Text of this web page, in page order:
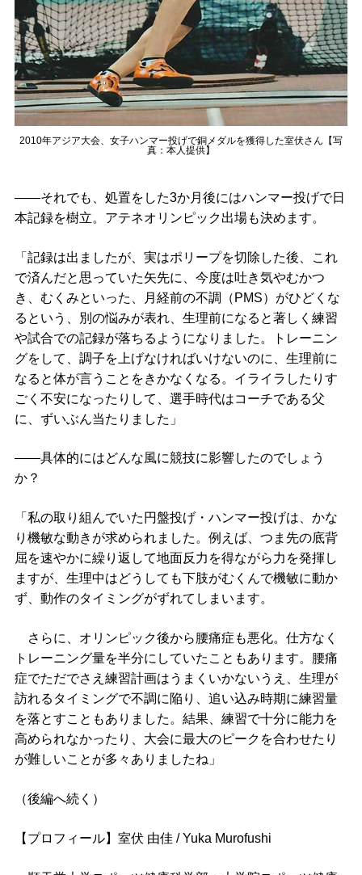
2010年アジア大会、女子ハンマー投げで銅メダルを獲得した室伏さん【写
真：本人提供】
――それでも、処置をした3か月後にはハンマー投げで日
本記録を樹立。アテネオリンピック出場も決めます。
「記録は出ましたが、実はポリープを切除した後、これ
で済んだと思っていた矢先に、今度は吐き気やむかつ
き、むくみといった、月経前の不調（PMS）がひどくな
るという、別の悩みが表れ、生理前になると著しく練習
や試合での記録が落ちるようになりました。トレーニン
グをして、調子を上げなければいけないのに、生理前に
なると体が言うことをきかなくなる。イライラしたりす
ごく不安になったりして、選手時代はコーチである父
に、ずいぶん当たりました」
――具体的にはどんな風に競技に影響したのでしょう
か？
「私の取り組んでいた円盤投げ・ハンマー投げは、かな
り機敏な動きが求められました。例えば、つま先の底背
屈を速やかに繰り返して地面反力を得ながら力を発揮し
ますが、生理中はどうしても下肢がむくんで機敏に動か
ず、動作のタイミングがずれてしまいます。
さらに、オリンピック後から腰痛症も悪化。仕方なく
トレーニング量を半分にしていたこともあります。腰痛
症でただでさえ練習計画はうまくいかないうえ、生理が
訪れるタイミングで不調に陥り、追い込み時期に練習量
を落とすこともありました。結果、練習で十分に能力を
高められなかったり、大会に最大のピークを合わせたり
が難しいことが多々ありましたね」
（後編へ続く）
【プロフィール】室伏 由佳 / Yuka Murofushi